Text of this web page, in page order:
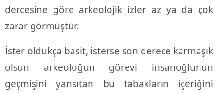
dercesine göre arkeolojik izler az ya da çok
zarar görmüştür.
İster oldukça basit, isterse son derece karmaşık
olsun arkeoloğun görevi insanoğlunun
geçmişini yansıtan bu tabakların içeriğini